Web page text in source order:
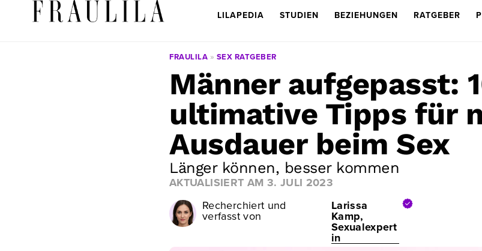
LILAPEDIA STUDIEN BEZIEHUNGEN RATGEBER
FRAULILA » SEX RATGEBER
Männer aufgepasst:
ultimative Tipps für
Ausdauer beim Sex
Länger können, besser kommen
AKTUALISIERT AM 3. JULI 2023
Recherchiert und
verfasst von
Larissa
Kamp,
Sexualexpert
in